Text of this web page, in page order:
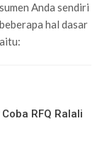
Anda sendiri
hal dasar
RFQ Ralali